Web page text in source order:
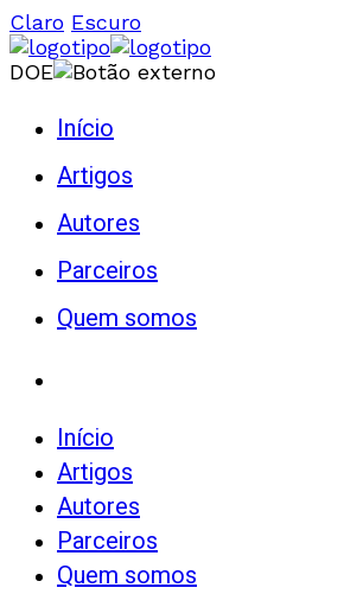
Claro Escuro
DOE
Início
Artigos
Autores
Parceiros
Quem somos
Início
Artigos
Autores
Parceiros
Quem somos